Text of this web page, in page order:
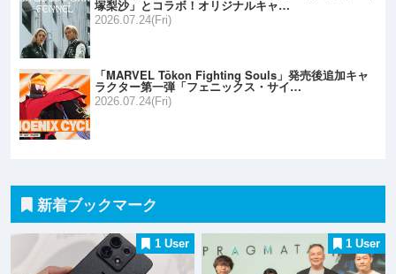
塚梨沙」とコラボ！オリジナルキャ…
2026.07.24(Fri)
「MARVEL Tōkon Fighting Souls」発売後追加キャ
ラクター第一弾「フェニックス・サイ…
2026.07.24(Fri)
新着ブックマーク
1 User 1 User